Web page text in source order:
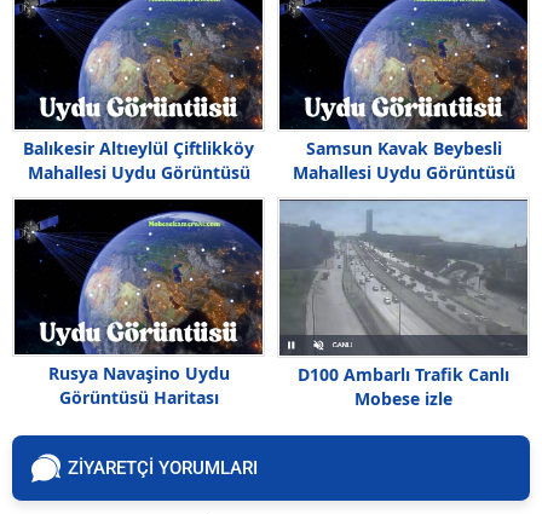
Balıkesir Altıeylül Çiftlikköy
Mahallesi Uydu Görüntüsü
Samsun Kavak Beybesli
Mahallesi Uydu Görüntüsü
Rusya Navaşino Uydu
Görüntüsü Haritası
D100 Ambarlı Trafik Canlı
Mobese izle
ZİYARETÇİ YORUMLARI